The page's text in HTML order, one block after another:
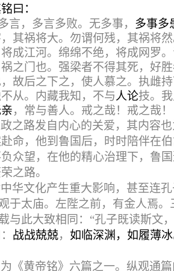
曰：
言，多言多败。无多事， 多事多
其祸将大。勿谓何残，其祸将
成江河。绵绵不绝，将成网罗
之门也。强梁者不得其死，好胜
故后之下之，使人慕之。执雌
从。内藏我知，不与人论技。
，常与善人。戒之哉！戒之哉！
之路发自内心的关爱，其内容
命，他到鲁国后，时时陪伴在
众望，在他的精心治理下，鲁
之路。
华文化产生重大影响，甚至连
于太庙。左陛之前，有金人焉
此大致相同：“孔子既读斯文，
战战兢兢， 如临深渊，如履薄冰
《黄帝铭》六篇之一。纵观通篇